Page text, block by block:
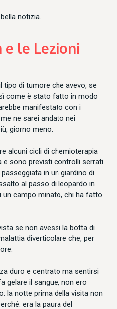
notizia.
e le Lezioni
tipo di tumore che avevo, se
come è stato fatto in modo
manifestato con i
ne sarei andato nei
giorno meno.
alcuni cicli di chemioterapia
e sono previsti controlli serrati
in un giardino di
al passo di leopardo in
un campo minato, chi ha fatto
se non avessi la botta di
diverticolare che, per
duro e centrato ma sentirsi
gelare il sangue, non ero
la notte prima della visita non
era la paura del